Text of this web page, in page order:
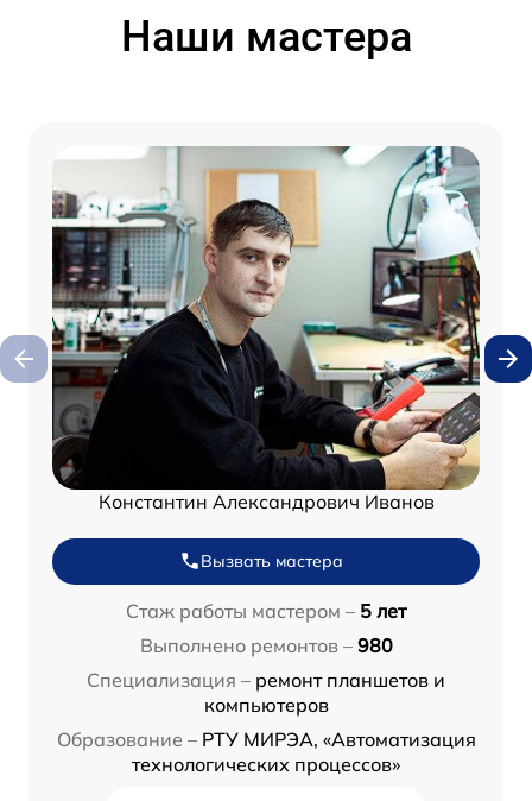
Наши мастера
Константин Александрович Иванов
Вызвать мастера
Стаж работы мастером – 5 лет
Выполнено ремонтов – 980
Специализация – ремонт планшетов и
компьютеров
Образование – РТУ МИРЭА, «Автоматизация
технологических процессов»